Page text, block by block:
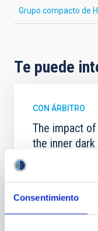
Consentimiento
Grupo compacto de
Te puede
CON ÁRBITRO
The impact
the inner
matter density
particular, we